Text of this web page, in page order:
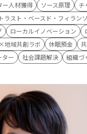
ー人材獲得
ソース原理
チ
トラスト・ベースド・フィラン
ローカルイノベーション
地域共創ラボ 休眠預金
ター
社会課題解決 組織づ